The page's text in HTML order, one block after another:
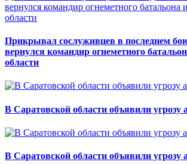
Прикрывал сослуживцев в последнем
вернулся командир огнеметного
области
В Саратовской области объявили
В Саратовской области объявили